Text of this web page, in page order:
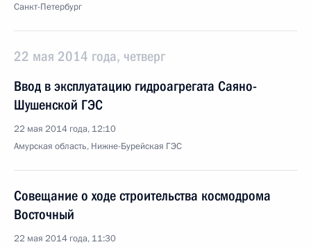
Санкт-Петербург
22 мая 2014 года, четверг
Ввод в эксплуатацию гидроагрегата Саяно-
Шушенской ГЭС
22 мая 2014 года, 12:10
Амурская область, Нижне-Бурейская ГЭС
Совещание о ходе строительства космодрома
Восточный
22 мая 2014 года, 11:30